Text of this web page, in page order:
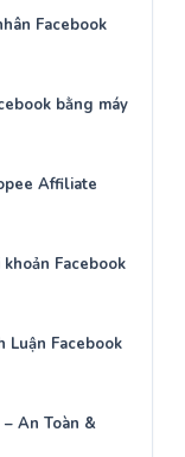
Facebook
bằng máy
Affiliate
Facebook
Luận Facebook
An Toàn &